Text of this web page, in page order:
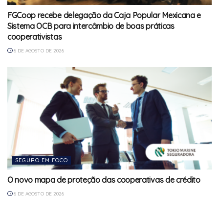
FGCoop recebe delegação da Caja Popular Mexicana e
Sistema OCB para intercâmbio de boas práticas
cooperativistas
6 DE AGOSTO DE 2026
SEGURO EM FOCO
O novo mapa de proteção das cooperativas de crédito
6 DE AGOSTO DE 2026